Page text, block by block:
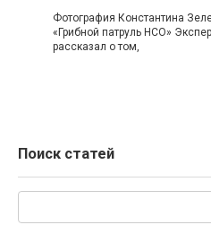
Фотография Константина
«Грибной патруль НСО»
рассказал о том,
Поиск статей